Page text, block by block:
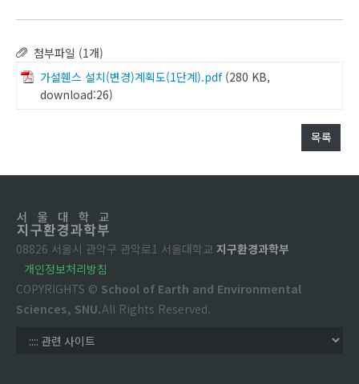
첨부파일 (1개)
가설휀스 설치(변경)계획도(1단계).pdf (280 KB,
download:26)
목록
08826 서울시 관악구 관악로1 서울대학교 지구환경과학부
개인정보처리방침
COPYRIGHTS © School of Earth and Environmental
Sciences, SNU.All Rights Reserved.